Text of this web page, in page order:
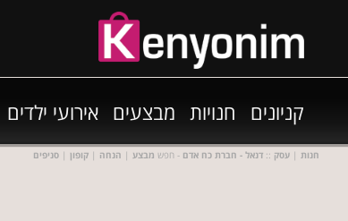
קניונים חנויות מבצעים אירועי ילדים
חנות | עסק :: דנאל - חברת כח אדם - חפש מבצע | הנחה | קופון | סניפים